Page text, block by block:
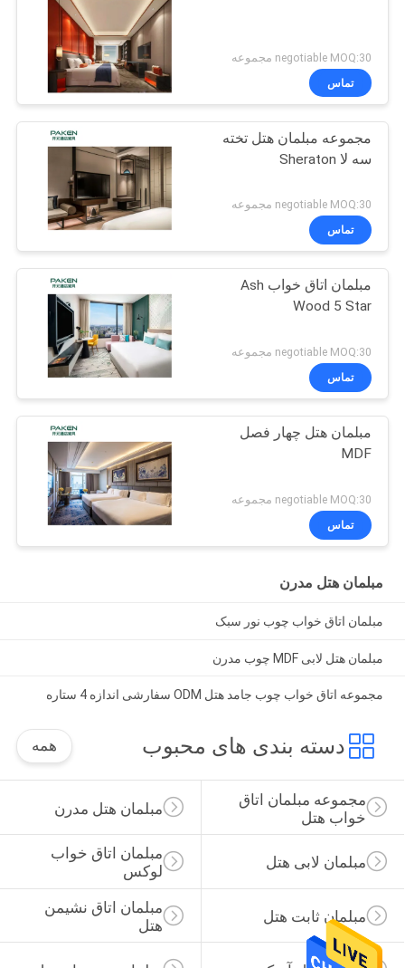
negotiable MOQ:30 مجموعه
تماس
مجموعه مبلمان هتل تخته
سه لا Sheraton
negotiable MOQ:30 مجموعه
تماس
مبلمان اتاق خواب Ash
Wood 5 Star
negotiable MOQ:30 مجموعه
تماس
مبلمان هتل چهار فصل
MDF
negotiable MOQ:30 مجموعه
تماس
مبلمان هتل مدرن
مبلمان اتاق خواب چوب نور سبک
مبلمان هتل لابی MDF چوب مدرن
مجموعه اتاق خواب چوب جامد هتل ODM سفارشی اندازه 4 ستاره
دسته بندی های محبوب همه
مبلمان هتل مدرن
مجموعه مبلمان اتاق
خواب هتل
مبلمان اتاق خواب
لوکس
مبلمان لابی هتل
مبلمان اتاق نشیمن
هتل
مبلمان ثابت هتل